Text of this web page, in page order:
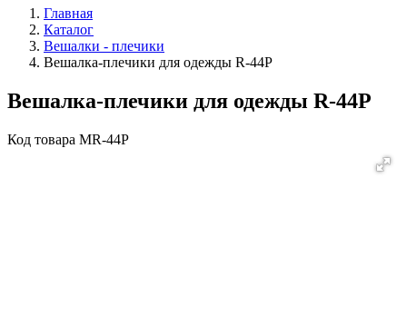
Главная
Каталог
Вешалки - плечики
Вешалка-плечики для одежды R-44P
Вешалка-плечики для одежды R-44P
Код товара MR-44P